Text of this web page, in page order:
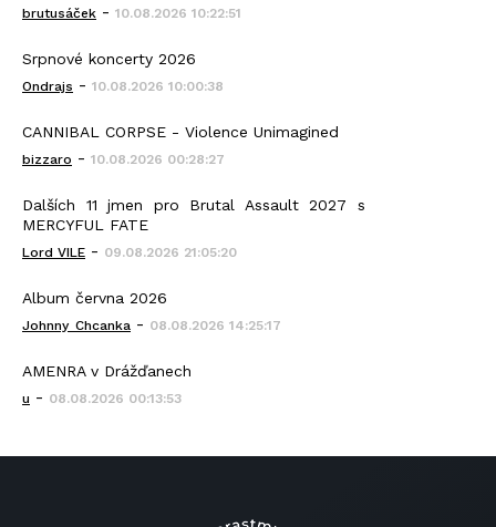
brutusáček - 10.08.2026 10:22:51
Srpnové koncerty 2026
Ondrajs - 10.08.2026 10:00:38
CANNIBAL CORPSE - Violence Unimagined
bizzaro - 10.08.2026 00:28:27
Dalších 11 jmen pro Brutal Assault 2027 s
MERCYFUL FATE
Lord VILE - 09.08.2026 21:05:20
Album června 2026
Johnny_Chcanka - 08.08.2026 14:25:17
AMENRA v Drážďanech
u - 08.08.2026 00:13:53